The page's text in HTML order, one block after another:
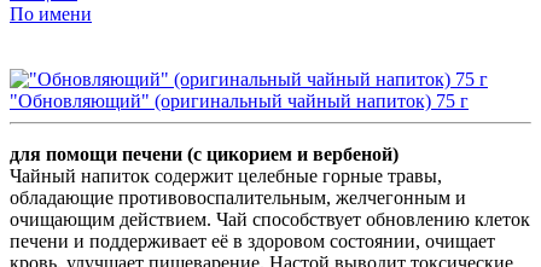
По имени
"Обновляющий" (оригинальный чайный напиток) 75 г
для помощи печени (с цикорием и вербеной)
Чайный напиток содержит целебные горные травы,
обладающие противовоспалительным, желчегонным и
очищающим действием. Чай способствует обновлению клеток
печени и поддерживает её в здоровом состоянии, очищает
кровь, улучшает пищеварение. Настой выводит токсические